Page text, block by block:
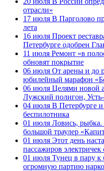
отрасли»
17 июля В Парголово
лета
16 июля Проект
Петербурге одобрен
11 июля Ремонт «в
обновят покрытие
06 июля От арены и до
юбилейный марафон
06 июля Целями новой
Лужский полигон,
04 июля В Петербурге
беспилотника
01 июля Ловись, рыбка.
большой траулер
01 июля Этот день
пассажиров электричек
01 июля Тунец в пару к
огромную партию